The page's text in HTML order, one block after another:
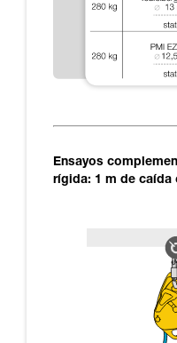
Ensayos
rígida: 1 m de caída